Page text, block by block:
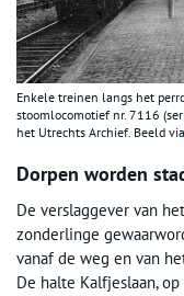
Enkele treinen langs het
stoomlocomotief nr. 7116
het Utrechts Archief. Beeld via
Dorpen worden
De verslaggever van het
zonderlinge
vanaf de weg en van
De halte Kalfjeslaan,